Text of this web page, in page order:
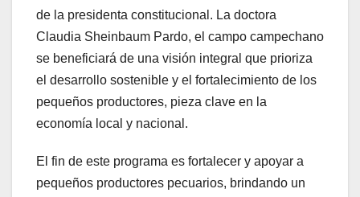
de la presidenta constitucional. La doctora
Claudia Sheinbaum Pardo, el campo campechano
se beneficiará de una visión integral que prioriza
el desarrollo sostenible y el fortalecimiento de los
pequeños productores, pieza clave en la
economía local y nacional.
El fin de este programa es fortalecer y apoyar a
pequeños productores pecuarios, brindando un